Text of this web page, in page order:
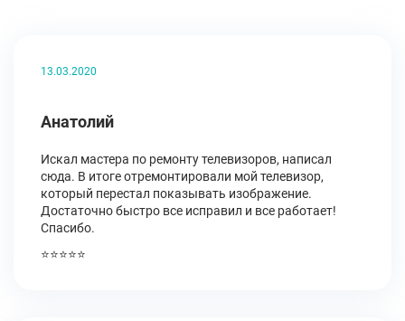
13.03.2020
Анатолий
Искал мастера по ремонту телевизоров, написал
сюда. В итоге отремонтировали мой телевизор,
который перестал показывать изображение.
Достаточно быстро все исправил и все работает!
Спасибо.
⭐⭐⭐⭐⭐